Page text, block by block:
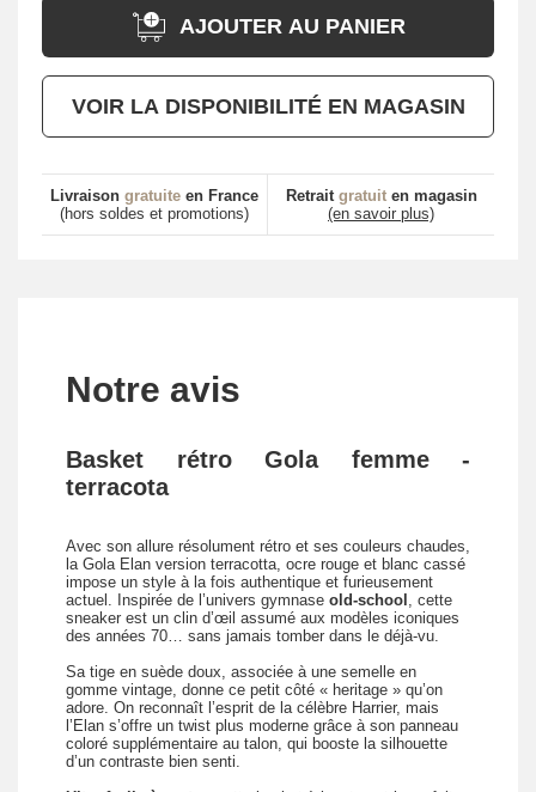
AJOUTER AU PANIER
VOIR LA DISPONIBILITÉ EN MAGASIN
Livraison gratuite en France
(hors soldes et promotions)
Retrait gratuiten magasin
(en savoir plus)
Notre avis
Basket rétro Gola femme -
terracota
Avec son allure résolument rétro et ses couleurs chaudes,
la Gola Elan version terracotta, ocre rouge et blanc cassé
impose un style à la fois authentique et furieusement
actuel. Inspirée de l’univers gymnase old-school , cette
sneaker est un clin d’œil assumé aux modèles iconiques
des années 70… sans jamais tomber dans le déjà-vu.
Sa tige en suède doux, associée à une semelle en
gomme vintage, donne ce petit côté « heritage » qu’on
adore. On reconnaît l’esprit de la célèbre Harrier, mais
l’Elan s’offre un twist plus moderne grâce à son panneau
coloré supplémentaire au talon, qui booste la silhouette
d’un contraste bien senti.